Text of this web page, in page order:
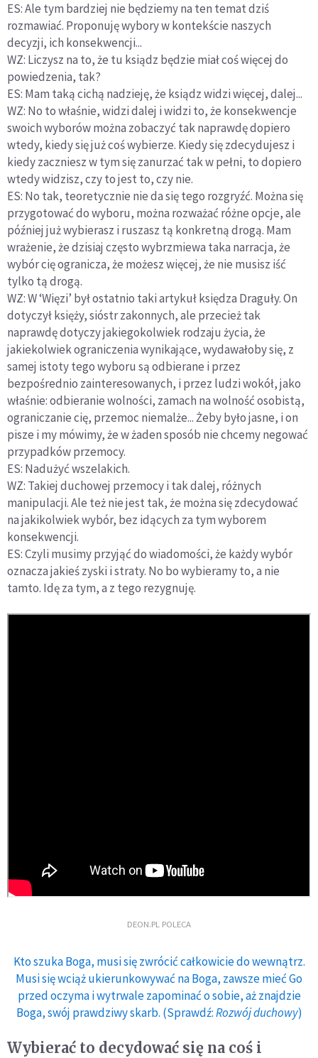
ES: Ale tym bardziej nie będziemy na ten temat dziś
rozmawiać. Proponuję wybory w kontekście naszych
decyzji, ich konsekwencji...
WZ: Liczysz na to, że tu ksiądz będzie miał coś więcej do
powiedzenia, tak?
ES: Mam taką cichą nadzieję, że ksiądz widzi więcej, dalej...
WZ: No to właśnie, widzi dalej i widzi to, że konsekwencje
swoich wyborów można zobaczyć tak naprawdę dopiero
wtedy, kiedy się już coś wybierze. Kiedy się zdecydujesz i
kiedy zaczniesz w tym się zanurzać tak w pełni, to dopiero
wtedy widzisz, czy to jest to, czy nie.
ES: No tak, teoretycznie nie da się tego rozgryźć. Można się
przygotować do wyboru, można rozważać różne opcje, ale
później już wybierasz i ruszasz tą konkretną drogą. Mam
wrażenie, że dzisiaj często wybrzmiewa taka narracja, że
wybór cię ogranicza, że możesz więcej, że nie musisz iść
tylko tą drogą.
WZ: W ‘Więzi’ był ostatnio taki artykuł księdza Draguły. On
dotyczył księży, sióstr zakonnych, ale przecież tak
naprawdę dotyczy jakiegokolwiek rodzaju życia, że
jakiekolwiek ograniczenia wynikające, wydawałoby się, z
samej istoty tego wyboru są odbierane i przez
bezpośrednio zainteresowanych, i przez ludzi wokół, jako
właśnie: odbieranie wolności, zamach na wolność osobistą,
ograniczanie cię, przemoc niemalże... Żeby było jasne, i on
pisze i my mówimy, że w żaden sposób nie chcemy negować
przypadków przemocy.
ES: Nadużyć wszelakich.
WZ: Takiej duchowej przemocy i tak dalej, różnych
manipulacji. Ale też nie jest tak, że można się zdecydować
na jakikolwiek wybór, bez idących za tym wyborem
konsekwencji.
ES: Czyli musimy przyjąć do wiadomości, że każdy wybór
oznacza jakieś zyski i straty. No bo wybieramy to, a nie
tamto. Idę za tym, a z tego rezygnuję.
DEON.PL POLECA
Kto szuka Boga, musi się zwrócić całkowicie do wewnątrz.
Musi się wciąż ukierunkowywać na Boga, zawsze mieć Go
przed oczyma i wytrwale zapominać o sobie, aż znajdzie
Boga, swój prawdziwy skarb. (Sprawdź:Rozwój duchowy)
Wybierać to decydować się na coś i